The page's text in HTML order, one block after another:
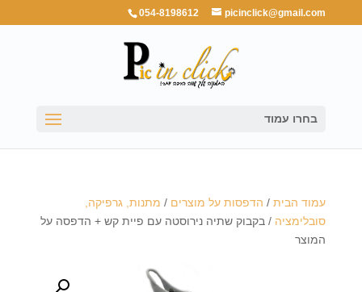
054-8198612 picinclick@gmail.com
בחרו עמוד
עמוד הבית/ הדפסות על מוצרים / מתנות, גרפיקה,
סובלימציה / בקבוק שתיה נירוסטה עם פיית קש + הדפסה על
המוצר